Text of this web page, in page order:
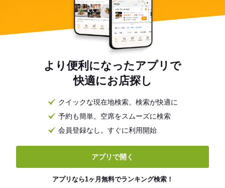
より便利になったアプリで
快適にお店探し
クイックな現在地検索。検索が快適に
予約も簡単。空席をスムーズに検索
会員登録なし。すぐに利用開始
アプリで開く
アプリなら1ヶ月無料でランキング検索！